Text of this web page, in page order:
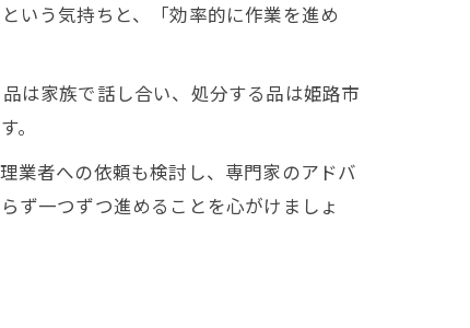
いう気持ちと、「効率的に作業を進め
は家族で話し合い、処分する品は姫路市
。
業者への依頼も検討し、専門家のアドバ
ず一つずつ進めることを心がけましょ